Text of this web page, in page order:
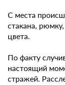
С места
стакана,
цвета.
По факту
настоящий
стражей.